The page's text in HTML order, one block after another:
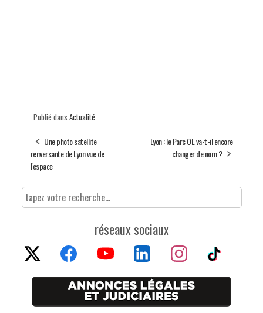
Publié dans Actualité
Une photo satellite
renversante de Lyon vue de
l'espace
Lyon : le Parc OL va-t-il encore
changer de nom ?
réseaux sociaux